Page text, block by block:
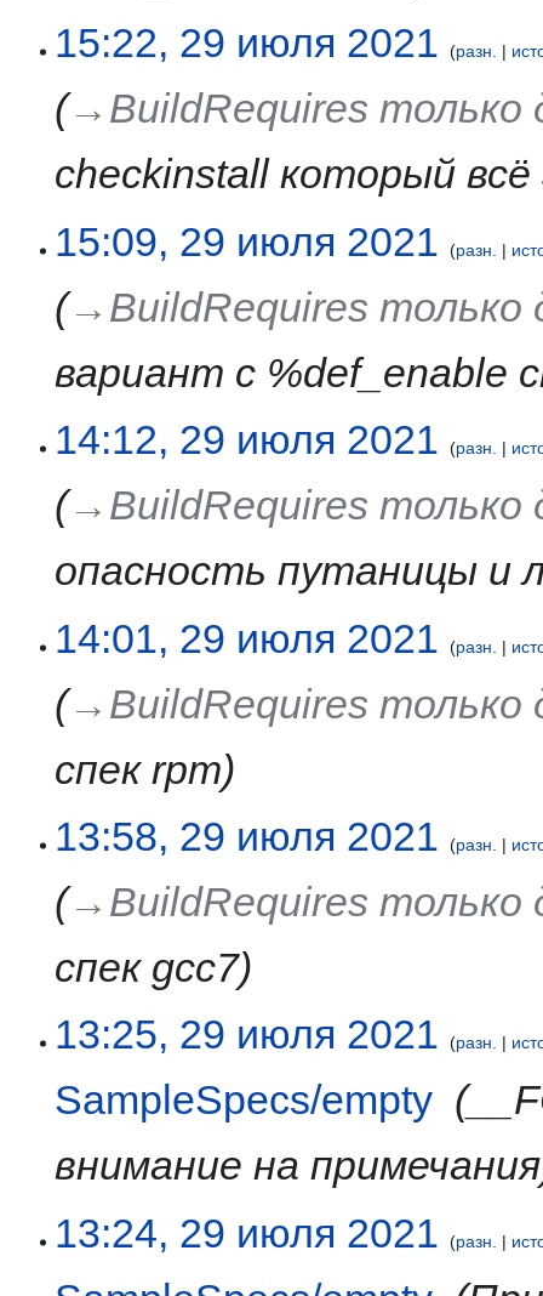
июля15:22, 29 июля 2021 разн.
→‎BuildRequires только
checkinstall который
15:09, 29 июля 2021
разн.
→‎BuildRequires только
вариант с %def_enable
14:12, 29 июля 2021
разн.
→‎BuildRequires только
опасность путаницы и
14:01, 29 июля 2021
разн.
→‎BuildRequires только
спек rpm
13:58, 29 июля 2021
разн.
→‎BuildRequires только
спек gcc7
13:25, 29 июля 2021
разн.
SampleSpecs/empty
внимание на примечания
13:24, 29 июля 2021
разн.